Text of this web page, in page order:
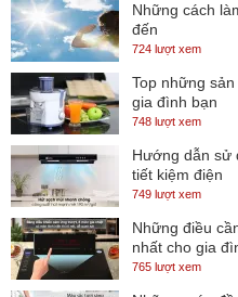
Những cách
đến
724 lượt xem
Top những
gia đình bạn
748 lượt xem
Hướng dẫn sử
tiết kiệm điện
749 lượt xem
Những điều
nhất cho gia
765 lượt xem